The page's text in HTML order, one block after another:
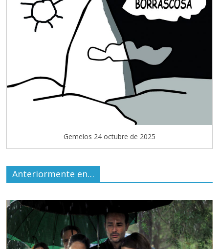
Gemelos 24 octubre de 2025
Anteriormente en…